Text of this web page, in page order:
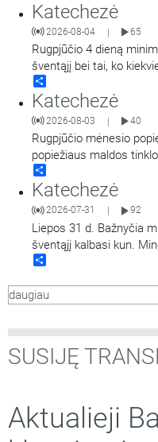
Marijos Gimimo
yra paskelbta dvasine
turint teisę teikti visas
Katechezė
2026-08-04 | 65
Rugpjūčio 4 dieną
šventąjį bei tai, ko
kalba kun. dr. Nerijus
Katechezė
2026-08-03 | 40
Rugpjūčio mėnesio
popiežiaus maldos
Mindaugas
Petraitienė.
Katechezė
2026-07-31 92
Liepos 31 d. Bažnyčia
šventąjį kalbasi kun.
Bieliauskaitė.
daugiau
SUSIJĘ
Aktualieji